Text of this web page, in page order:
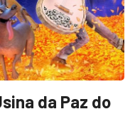
da Paz do